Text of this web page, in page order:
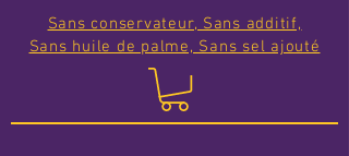
Sans conservateur, Sans additif,
Sans huile de palme, Sans sel ajouté